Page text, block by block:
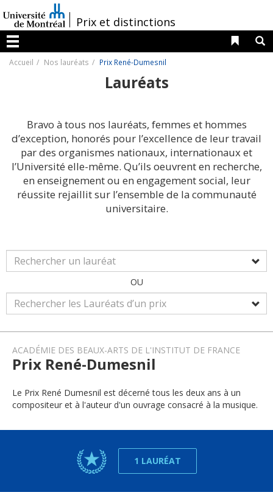
au
contenu
/Prix et distinctions
Menu
Liens
Accueil Nos lauréats Prix René-Dumesnil
Lauréats
Bravo à tous nos lauréats, femmes et hommes
d’exception, honorés pour l’excellence de leur travail
par des organismes nationaux, internationaux et
l’Université elle-même. Qu’ils oeuvrent en recherche,
en enseignement ou en engagement social, leur
réussite rejaillit sur l’ensemble de la communauté
universitaire.
OU
ACADÉMIE DES BEAUX-ARTS DE L'INSTITUT DE FRANCE
Prix René-Dumesnil
Le Prix René Dumesnil est décerné tous les deux ans à un
compositeur et à l'auteur d'un ouvrage consacré à la musique.
1 LAURÉAT